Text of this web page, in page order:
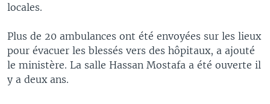
locales.
Plus de 20 ambulances ont été envoyées sur les lieux
pour évacuer les blessés vers des hôpitaux, a ajouté
le ministère. La salle Hassan Mostafa a été ouverte il
y a deux ans.